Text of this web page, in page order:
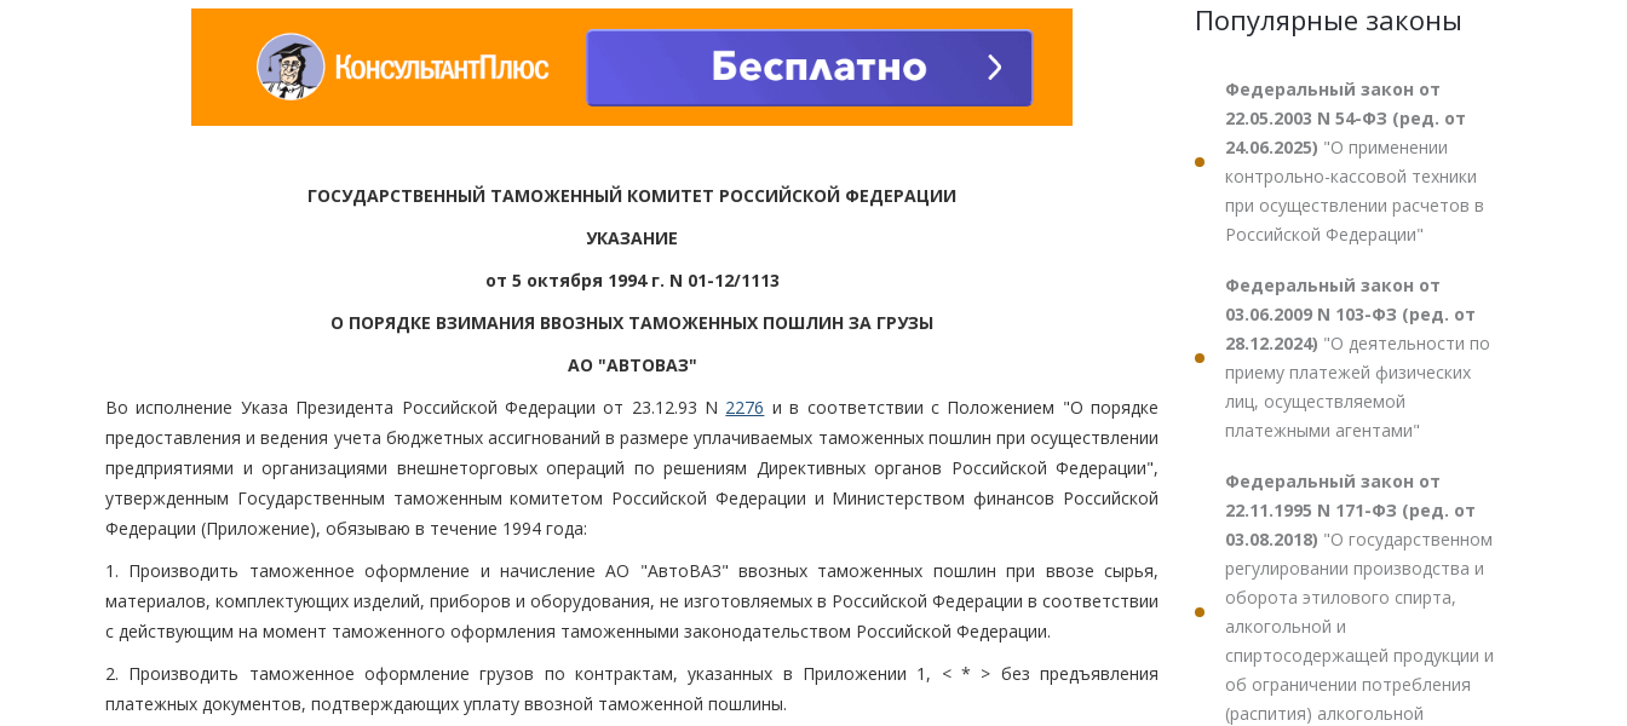
ГОСУДАРСТВЕННЫЙ ТАМОЖЕННЫЙ КОМИТЕТ РОССИЙСКОЙ ФЕДЕРАЦИИ
УКАЗАНИЕ
от 5 октября 1994 г. N 01-12/1113
О ПОРЯДКЕ ВЗИМАНИЯ ВВОЗНЫХ ТАМОЖЕННЫХ ПОШЛИН ЗА ГРУЗЫ
АО "АВТОВАЗ"
Во исполнение Указа Президента Российской Федерации от 23.12.93 N 2276 и в соответствии с Положением "О порядке
предоставления и ведения учета бюджетных ассигнований в размере уплачиваемых таможенных пошлин при осуществлении
предприятиями и организациями внешнеторговых операций по решениям Директивных органов Российской Федерации",
утвержденным Государственным таможенным комитетом Российской Федерации и Министерством финансов Российской
Федерации (Приложение), обязываю в течение 1994 года:
1. Производить таможенное оформление и начисление АО "АвтоВАЗ" ввозных таможенных пошлин при ввозе сырья,
материалов, комплектующих изделий, приборов и оборудования, не изготовляемых в Российской Федерации в соответствии
с действующим на момент таможенного оформления таможенными законодательством Российской Федерации.
2. Производить таможенное оформление грузов по контрактам, указанных в Приложении 1, < * > без предъявления
платежных документов, подтверждающих уплату ввозной таможенной пошлины.
Популярные законы
Федеральный закон от
22.05.2003 N 54-ФЗ (ред. от
24.06.2025) "О применении
контрольно-кассовой техники
при осуществлении расчетов в
Российской Федерации"
Федеральный закон от
03.06.2009 N 103-ФЗ (ред. от
28.12.2024) "О деятельности по
приему платежей физических
лиц, осуществляемой
платежными агентами"
Федеральный закон от
22.11.1995 N 171-ФЗ (ред. от
03.08.2018) "О государственном
регулировании производства и
оборота этилового спирта,
алкогольной и
спиртосодержащей продукции и
об ограничении потребления
(распития) алкогольной